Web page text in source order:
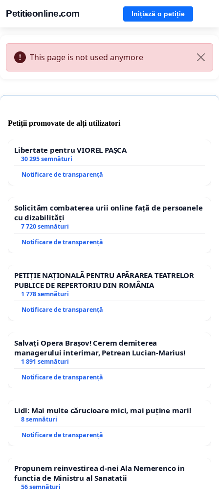
Petitieonline.com Inițiază o petiție
This page is not used anymore
Petiții promovate de alți utilizatori
Libertate pentru VIOREL PAȘCA
30 295 semnături
Notificare de transparență
Solicităm combaterea urii online față de persoanele
cu dizabilități
7 720 semnături
Notificare de transparență
PETIȚIE NAȚIONALĂ PENTRU APĂRAREA TEATRELOR
PUBLICE DE REPERTORIU DIN ROMÂNIA
1 778 semnături
Notificare de transparență
Salvați Opera Brașov! Cerem demiterea
managerului interimar, Petrean Lucian-Marius!
1 891 semnături
Notificare de transparență
Lidl: Mai multe cărucioare mici, mai puține mari!
8 semnături
Notificare de transparență
Propunem reinvestirea d-nei Ala Nemerenco in
functia de Ministru al Sanatatii
56 semnături